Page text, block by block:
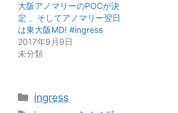
大阪アノマリーのPOCが決
定 、そしてアノマリー翌日
は東大阪MD! #ingress
2017年9月9日
未分類
カ
テ
ingress